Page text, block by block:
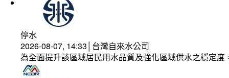
停水
2026-08-07, 14:33│台灣自來水公司
為全面提升該區域居民用水品質及強化區域供水之穩定